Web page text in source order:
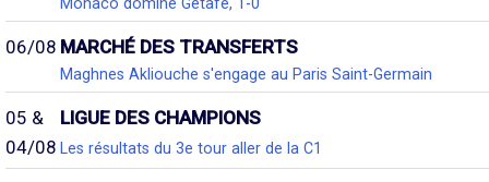
06/08 MARCHÉ DES TRANSFERTS
Maghnes Akliouche s'engage au Paris Saint-Germain
05 &
04/08
LIGUE DES CHAMPIONS
Les résultats du 3e tour aller de la C1